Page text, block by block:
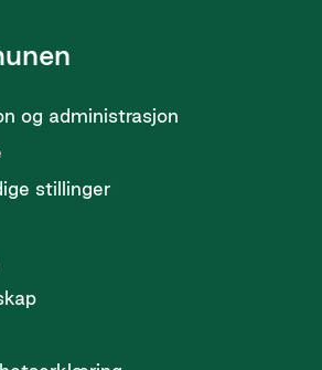
og administrasjon
stillinger